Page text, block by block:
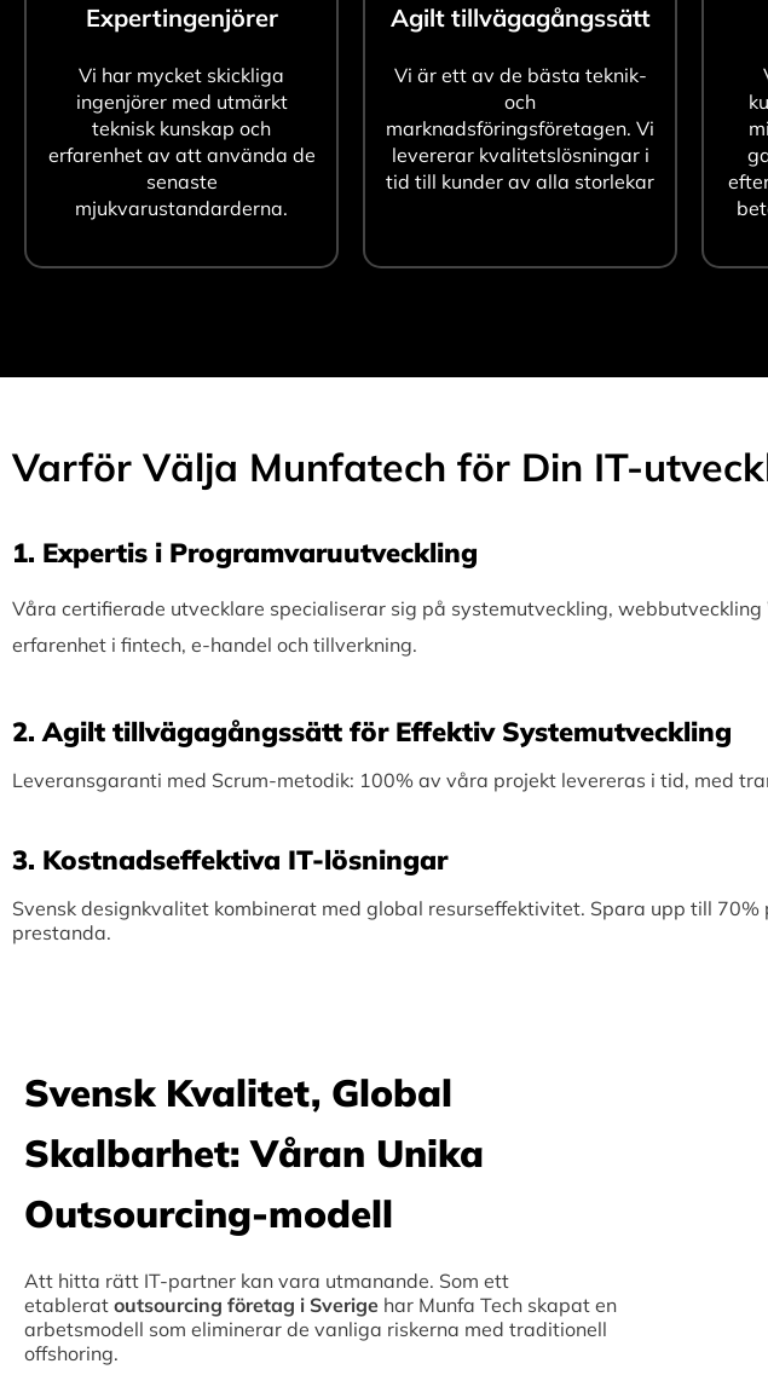
Expertingenjörer
Vi har mycket skickliga
ingenjörer med utmärkt
teknisk kunskap och
erfarenhet av att använda de
senaste
mjukvarustandarderna.
Agilt tillvägagångssätt
Vi är ett av de bästa teknik-
och
marknadsföringsföretagen. Vi
levererar kvalitetslösningar i
tid till kunder av alla storlekar
Varför Välja Munfatech för Din IT-
1.⁠ ⁠Expertis i Programvaruutveckling
Våra certifierade utvecklare specialiserar sig på systemutveckling,
erfarenhet i fintech, e-handel och tillverkning.
2.⁠ ⁠Agilt tillvägagångssätt för Effektiv Systemutveckling
Leveransgaranti med Scrum-metodik: 100% av våra projekt levereras i tid, med
3.⁠ ⁠Kostnadseffektiva IT-lösningar
Svensk designkvalitet kombinerat med global resurseffektivitet. Spara upp till
prestanda.
Svensk Kvalitet, Global
Skalbarhet: Våran Unika
Outsourcing-modell
Att hitta rätt IT-partner kan vara utmanande. Som ett
etablerat outsourcing företag i Sverige har Munfa Tech skapat en
arbetsmodell som eliminerar de vanliga riskerna med traditionell
offshoring.